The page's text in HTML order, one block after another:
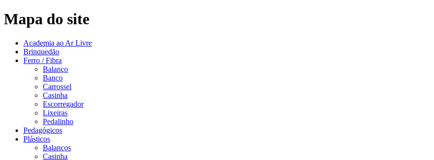
Mapa do site
Academia ao Ar Livre
Brinquedão
Ferro / Fibra
Balanço
Banco
Carrossel
Casinha
Escorregador
Lixeiras
Pedalinho
Pedagógicos
Plásticos
Balanços
Casinha